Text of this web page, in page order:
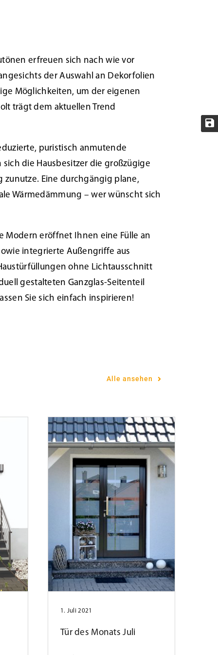
erfreuen sich nach wie vor
der Auswahl an Dekorfolien
Möglichkeiten, um der eigenen
trägt dem aktuellen Trend
puristisch anmutende
die Hausbesitzer die großzügige
Eine durchgängig plane,
Wärmedämmung – wer wünscht sich
Modern eröffnet Ihnen eine Fülle an
integrierte Außengriffe aus
ohne Lichtausschnitt
gestalteten Ganzglas-Seitenteil
Sie sich einfach inspirieren!
Alle ansehen
1. Juli 2021
Tür des Monats Juli